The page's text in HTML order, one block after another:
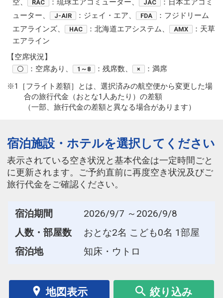
RAC JAC
ューター、
J-AIR ：ジェイ・エア、 FDA
：フジドリーム
エアラインズ、
HAC ：北海道エアシステム、 AMX
：天草
エアライン
【空席状況】
〇 ：空席あり、 1～8 ：残席数、 ×
：満席
※1［フライト差額］とは、選択済みの航空便から変更した場
合の旅行代金（おとな1人あたり）の差額
（一部、旅行代金の差額と異なる場合があります）
宿泊施設・ホテルを選択してください
表示されている空き状況と基本代金は一定時間ごと
に更新されます。ご予約直前に再度空き状況及びご
旅行代金をご確認ください。
宿泊期間
2026/9/7 ～2026/9/8
人数・部屋数
おとな2名 こども0名 1部屋
宿泊地
知床・ウトロ
地図表示 絞り込み